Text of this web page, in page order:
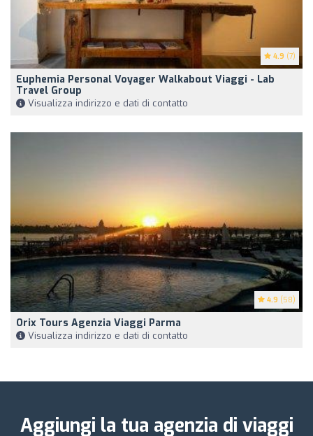
4.9 (7)
Euphemia Personal Voyager Walkabout Viaggi - Lab
Travel Group
Visualizza indirizzo e dati di contatto
4.9 (58)
Orix Tours Agenzia Viaggi Parma
Visualizza indirizzo e dati di contatto
Aggiungi la tua agenzia di viaggi